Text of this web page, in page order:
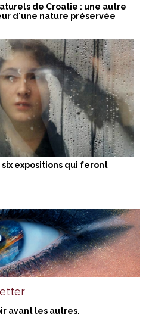
de Croatie : une autre
d'une nature préservée
six expositions qui feront
avant les autres.